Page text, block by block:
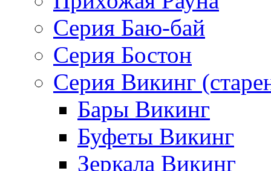
Серия Баю-бай
Серия Бостон
Серия Викинг
Бары Викинг
Буфеты Викинг
Зеркала Викинг